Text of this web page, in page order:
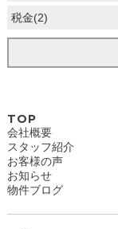
税金(2)
TOP
会社概要
スタッフ紹介
お客様の声
お知らせ
物件ブログ